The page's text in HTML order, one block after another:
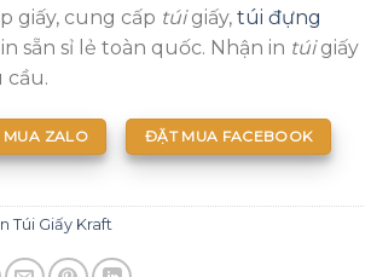
giấy, cung cấp túigiấy,túi đựng
sẵn sỉ lẻ toàn quốc. Nhận in túigiấy
cầu.
ZALO ĐẶT MUA FACEBOOK
Túi Giấy Kraft